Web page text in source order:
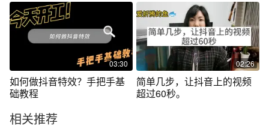
03:30
如何做抖音特效？手把手基
础教程
02:26
简单几步，让抖音上的视频
超过60秒。
相关推荐